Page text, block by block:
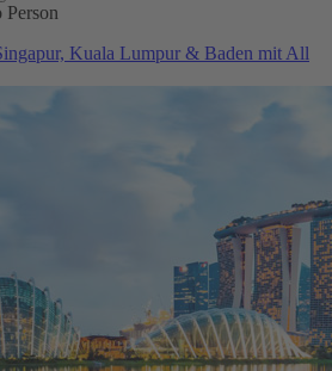
Person
Kuala Lumpur & Baden mit All